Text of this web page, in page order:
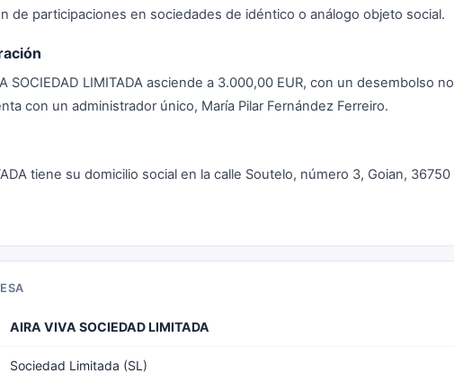
de participaciones en sociedades de idéntico o análogo objeto social.
SOCIEDAD LIMITADA asciende a 3.000,00 EUR, con un desembolso no
con un administrador único, María Pilar Fernández Ferreiro.
tiene su domicilio social en la calle Soutelo, número 3, Goian, 36750
AIRA VIVA SOCIEDAD LIMITADA
Sociedad Limitada (SL)